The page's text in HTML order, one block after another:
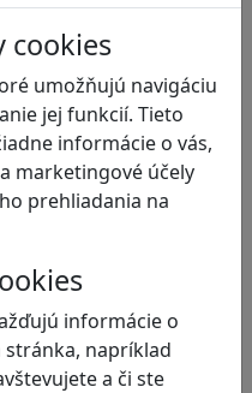
cookies
umožňujú navigáciu
jej funkcií. Tieto
informácie o vás,
marketingové účely
prehliadania na
informácie o
stránka, napríklad
a či ste